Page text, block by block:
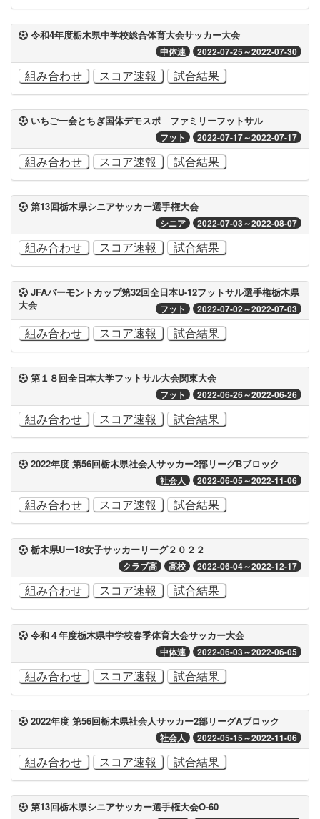
令和4年度栃木県中学校総合体育大会サッカー大会
中体連 2022-07-25～2022-07-30
組み合わせ スコア速報 試合結果
いちご一会とちぎ国体デモスポ ファミリーフットサル
フット 2022-07-17～2022-07-17
組み合わせ スコア速報 試合結果
第13回栃木県シニアサッカー選手権大会
シニア 2022-07-03～2022-08-07
組み合わせ スコア速報 試合結果
JFAバーモントカップ第32回全日本U-12フットサル選手権栃木県
大会
フット 2022-07-02～2022-07-03
組み合わせ スコア速報 試合結果
第１８回全日本大学フットサル大会関東大会
フット 2022-06-26～2022-06-26
組み合わせ スコア速報 試合結果
2022年度 第56回栃木県社会人サッカー2部リーグBブロック
社会人 2022-06-05～2022-11-06
組み合わせ スコア速報 試合結果
栃木県Uー18女子サッカーリーグ２０２２
クラブ高 高校 2022-06-04～2022-12-17
組み合わせ スコア速報 試合結果
令和４年度栃木県中学校春季体育大会サッカー大会
中体連 2022-06-03～2022-06-05
組み合わせ スコア速報 試合結果
2022年度 第56回栃木県社会人サッカー2部リーグAブロック
社会人 2022-05-15～2022-11-06
組み合わせ スコア速報 試合結果
第13回栃木県シニアサッカー選手権大会O-60